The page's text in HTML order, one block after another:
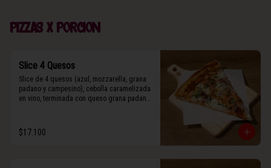
Pizzas x porcion
Slice 4 Quesos
Slice de 4 quesos (azul, mozzarella, grana
padano y campesino), cebolla caramelizada
en vino, terminada con queso grana padano
$17.100